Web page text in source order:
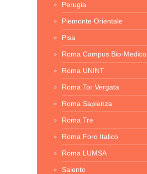
Perugia
Piemonte Orientale
Pisa
Roma Campus Bio-Medico
Roma UNINT
Roma Tor Vergata
Roma Sapienza
Roma Tre
Roma Foro Italico
Roma LUMSA
Salento